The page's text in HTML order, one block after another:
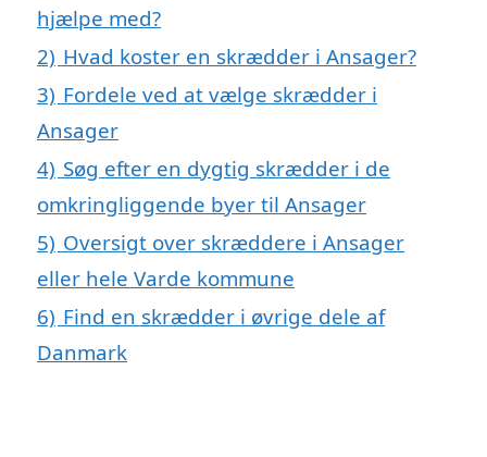
hjælpe med?
2) Hvad koster en skrædder i Ansager?
3) Fordele ved at vælge skrædder i
Ansager
4) Søg efter en dygtig skrædder i de
omkringliggende byer til Ansager
5) Oversigt over skræddere i Ansager
eller hele Varde kommune
6) Find en skrædder i øvrige dele af
Danmark